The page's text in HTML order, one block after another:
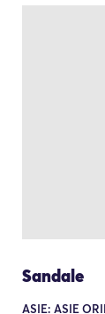
Sandale
ASIE: ASIE